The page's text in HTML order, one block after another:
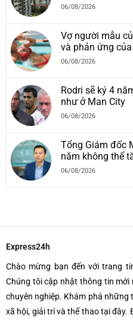
06/08/2026
Vợ người mẫu
và phản ứng
06/08/2026
Rodri sẽ ký 4
như ở Man City
06/08/2026
Tổng Giám đốc
năm không thể
06/08/2026
Express24h
Chào mừng bạn đến với trang
Chúng tôi cập nhật thông tin
chuyên nghiệp. Khám phá những
xã hội, giải trí và thể thao tại